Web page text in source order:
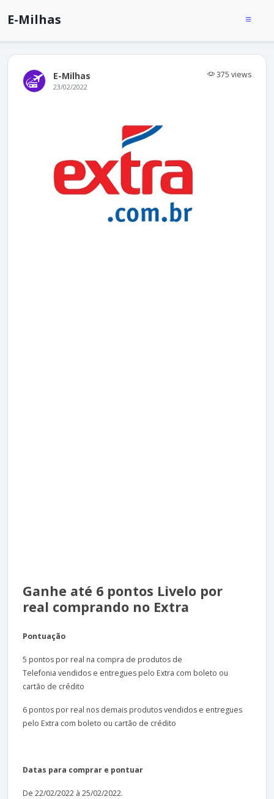
E-Milhas
E-Milhas 375 views
23/02/2022
Ganhe até 6 pontos Livelo por
real comprando no Extra
Pontuação
5 pontos por real na compra de produtos de
Telefonia vendidos e entregues pelo Extra com boleto ou
cartão de crédito
6 pontos por real nos demais produtos vendidos e entregues
pelo Extra com boleto ou cartão de crédito
Datas para comprar e pontuar
De 22/02/2022 à 25/02/2022.